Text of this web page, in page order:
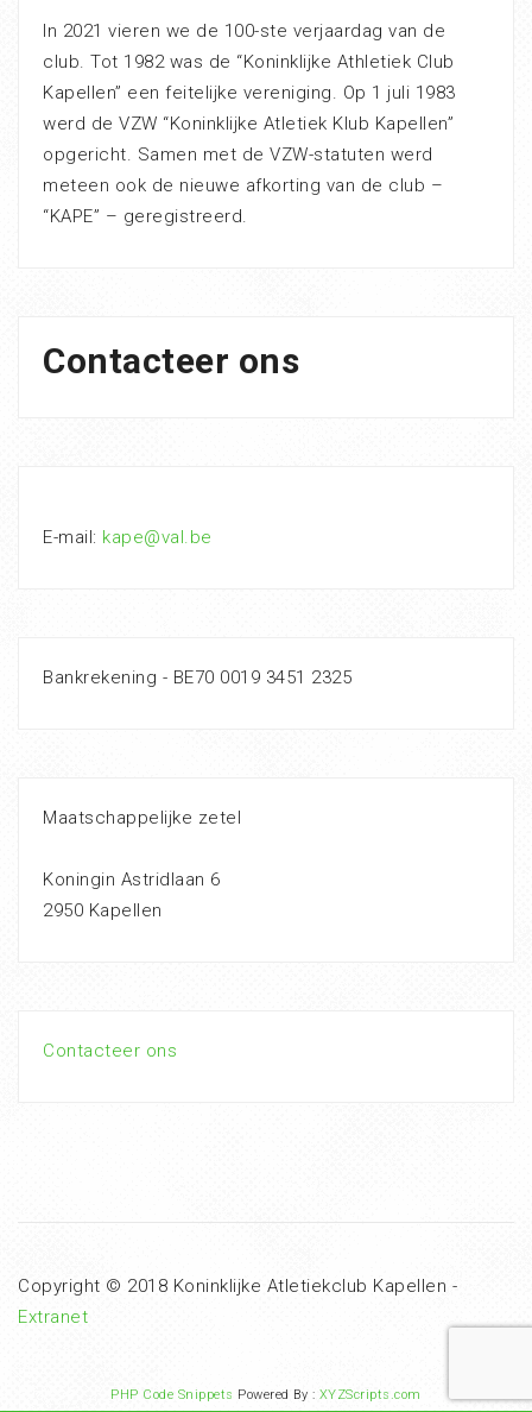
In 2021 vieren we de 100-ste verjaardag van de
club. Tot 1982 was de “Koninklijke Athletiek Club
Kapellen” een feitelijke vereniging. Op 1 juli 1983
werd de VZW “Koninklijke Atletiek Klub Kapellen”
opgericht. Samen met de VZW-statuten werd
meteen ook de nieuwe afkorting van de club –
“KAPE” – geregistreerd.
Contacteer ons
E-mail: kape@val.be
Bankrekening - BE70 0019 3451 2325
Maatschappelijke zetel
Koningin Astridlaan 6
2950 Kapellen
Contacteer ons
Copyright © 2018 Koninklijke Atletiekclub Kapellen -
Extranet
PHP Code Snippets Powered By : XYZScripts.com